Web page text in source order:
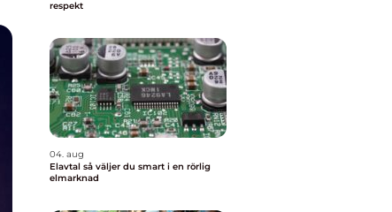
respekt
04. aug
Elavtal så väljer du smart i en rörlig
elmarknad